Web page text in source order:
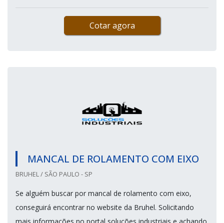
Cotar agora
MANCAL DE ROLAMENTO COM EIXO
BRUHEL / SÃO PAULO - SP
Se alguém buscar por mancal de rolamento com eixo,
conseguirá encontrar no website da Bruhel. Solicitando